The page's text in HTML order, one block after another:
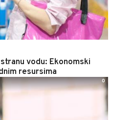
vodu: Ekonomski
resursima
0